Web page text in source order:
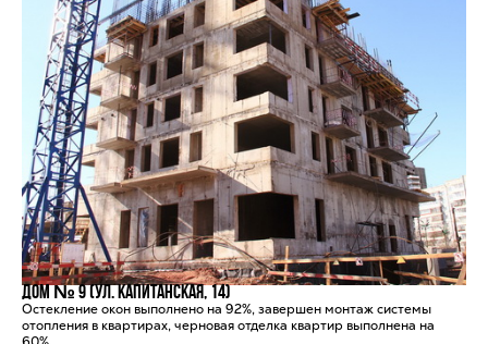
Дом № 9 (ул. Капитанская, 14)
Остекление окон выполнено на 92%, завершен монтаж системы
отопления в квартирах, черновая отделка квартир выполнена на